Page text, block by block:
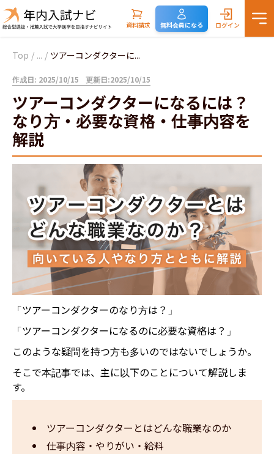
資料請求 無料会員になる ログイン
Top / ... / ツアーコンダクターに...
作成日: 2025/10/15 更新日:2025/10/15
ツアーコンダクターになるには？
なり方・必要な資格・仕事内容を
解説
「ツアーコンダクターのなり方は？」
「ツアーコンダクターになるのに必要な資格は？」
このような疑問を持つ方も多いのではないでしょうか。
そこで本記事では、主に以下のことについて解説しま
す。
ツアーコンダクターとはどんな職業なのか
仕事内容・やりがい・給料